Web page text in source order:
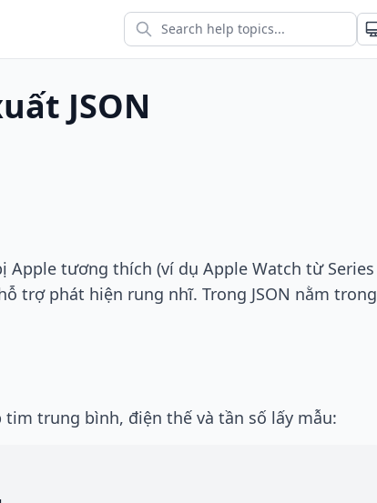
JSON
Apple tương thích (ví dụ Apple Watch từ Series
trợ phát hiện rung nhĩ. Trong JSON nằm trong
trung bình, điện thế và tần số lấy mẫu: